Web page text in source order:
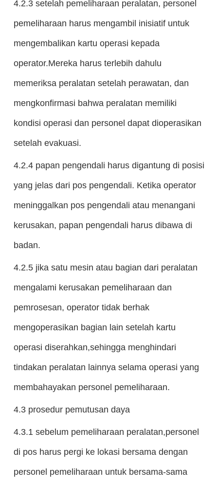
4.2.3 setelah pemeliharaan peralatan, personel
pemeliharaan harus mengambil inisiatif untuk
mengembalikan kartu operasi kepada
operator.Mereka harus terlebih dahulu
memeriksa peralatan setelah perawatan, dan
mengkonfirmasi bahwa peralatan memiliki
kondisi operasi dan personel dapat dioperasikan
setelah evakuasi.
4.2.4 papan pengendali harus digantung di posisi
yang jelas dari pos pengendali. Ketika operator
meninggalkan pos pengendali atau menangani
kerusakan, papan pengendali harus dibawa di
badan.
4.2.5 jika satu mesin atau bagian dari peralatan
mengalami kerusakan pemeliharaan dan
pemrosesan, operator tidak berhak
mengoperasikan bagian lain setelah kartu
operasi diserahkan,sehingga menghindari
tindakan peralatan lainnya selama operasi yang
membahayakan personel pemeliharaan.
4.3 prosedur pemutusan daya
4.3.1 sebelum pemeliharaan peralatan,personel
di pos harus pergi ke lokasi bersama dengan
personel pemeliharaan untuk bersama-sama